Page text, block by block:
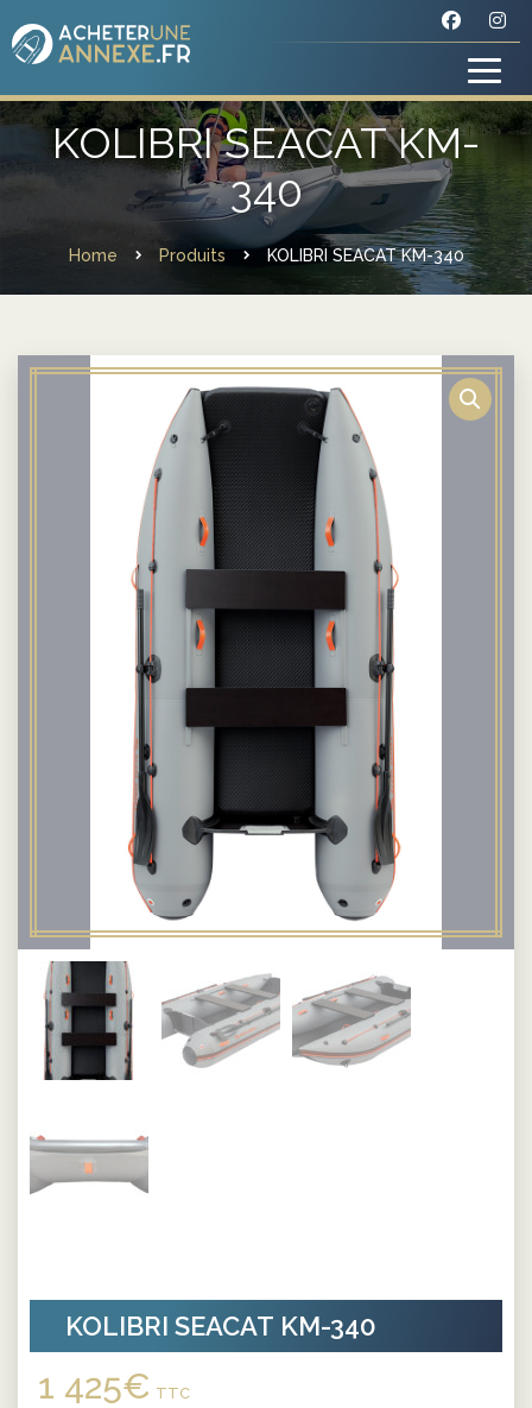
KOLIBRI SEACAT KM-
340
Home Produits KOLIBRI SEACAT KM-340
KOLIBRI SEACAT KM-340
1 425€ TTC